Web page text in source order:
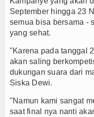
September hingga 23
semua bisa bersama -
yang sehat.
"Karena pada tanggal
akan saling
dukungan suara dari
Siska Dewi.
"Namun kami sangat
saat final nya nanti